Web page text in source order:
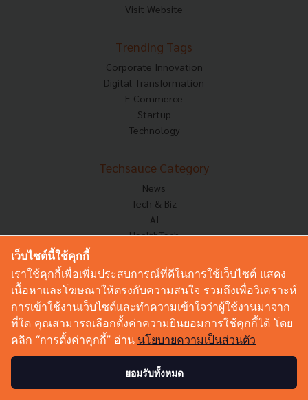
Visit Website
Trending Tags
Corporate Innovation
Digital Transformation
E-Commerce
Startup
Technology
Techsauce Category
News
Tech & Biz
AI
HealthTech
Corp Innov
Saucy Thoughts
Based On
Sustainable
Videos
Podcast
เว็บไซต์นี้ใช้คุกกี้
เราใช้คุกกี้เพื่อเพิ่มประสบการณ์ที่ดีในการใช้เว็บไซต์ แสดง
เนื้อหาและโฆษณาให้ตรงกับความสนใจ รวมถึงเพื่อวิเคราะห์
การเข้าใช้งานเว็บไซต์และทำความเข้าใจว่าผู้ใช้งานมาจาก
ที่ใด คุณสามารถเลือกตั้งค่าความยินยอมการใช้คุกกี้ได้ โดย
คลิก “การตั้งค่าคุกกี้” อ่าน นโยบายความเป็นส่วนตัว
ยอมรับทั้งหมด